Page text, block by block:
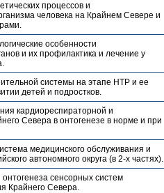
процессов и
человека на Крайнем Севере и
особенности
и их профилактика и лечение у
системы на этапе НТР и ее
детей и подростков.
кардиореспираторной и
Севера в онтогенезе в норме и при
медицинского обслуживания и
автономного округа (в 2-х частях).
сенсорных систем
Крайнего Севера.